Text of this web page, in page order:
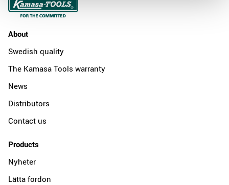
About
Swedish quality
The Kamasa Tools warranty
News
Distributors
Contact us
Products
Nyheter
Lätta fordon